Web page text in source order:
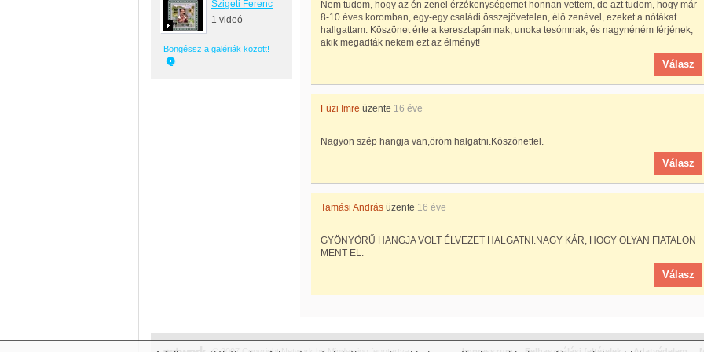
Szigeti Ferenc
1 videó
Böngéssz a galériák között!
Nem tudom, hogy az én zenei érzékenységemet honnan vettem, de azt tudom, hogy már
8-10 éves koromban, egy-egy családi összejövetelen, élő zenével, ezeket a nótákat
hallgattam. Köszönet érte a keresztapámnak, unoka tesómnak, és nagynéném férjének,
akik megadták nekem ezt az élményt!
Válasz
Füzi Imre üzente 16 éve
Nagyon szép hangja van,öröm halgatni.Köszönettel.
Válasz
Tamási András üzente 16 éve
GYÖNYÖRŰ HANGJA VOLT ÉLVEZET HALGATNI.NAGY KÁR, HOGY OLYAN FIATALON
MENT EL.
Válasz